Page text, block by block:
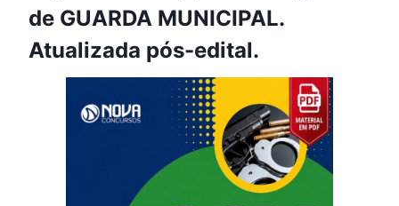
de GUARDA MUNICIPAL.
Atualizada pós-edital.